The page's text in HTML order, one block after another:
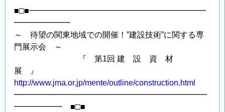
セ
ー
ご
案
■□■━━━━━━━━━━━━━━━━━━━━━━
━━━━━━━
～ 待望の関東地域での開催！”建設技術”に関する専
門展示会 ～
『 第1回 建 設 資 材
展 』
http://www.jma.or.jp/mente/outline/construction.html
━━━━━━━━━━━━━━━━━━━━━━━━
━━━━━━ ■□■